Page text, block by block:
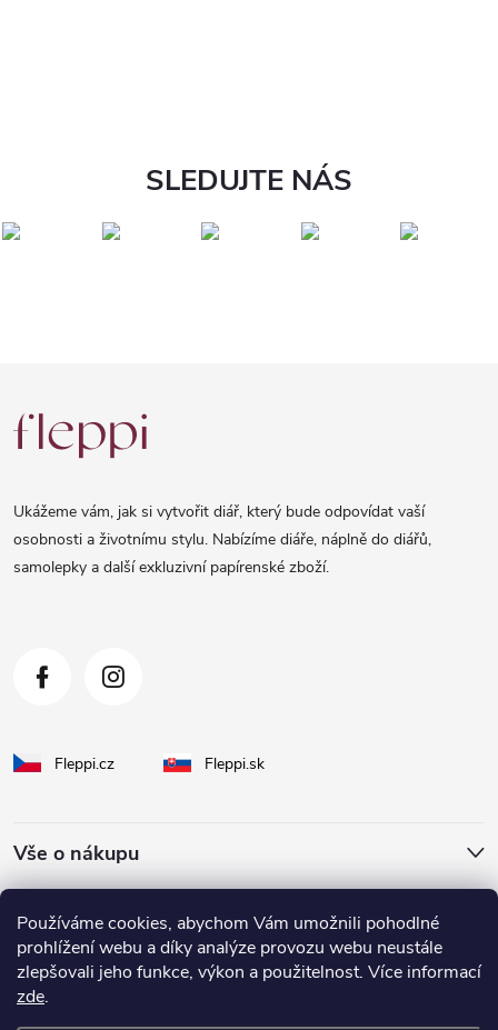
Používáme cookies, abychom Vám umožnili pohodlné
prohlížení webu a díky analýze provozu webu neustále
zlepšovali jeho funkce, výkon a použitelnost. Více informací
zde.
SLEDUJTE NÁS
á
Ukážeme vám, jak si vytvořit diář, který bude odpovídat vaší
osobnosti a životnímu stylu. Nabízíme diáře, náplně do diářů,
samolepky a další exkluzivní papírenské zboží.
Fleppi.cz Fleppi.sk
Vše o nákupu
O Fleppi
Inspirace pro vás